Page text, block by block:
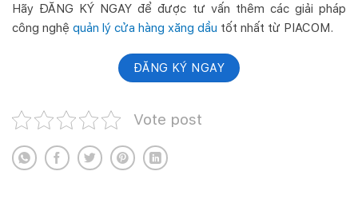
Hãy ĐĂNG KÝ NGAY để được tư vấn thêm các giải pháp
công nghệ quản lý cửa hàng xăng dầu tốt nhất từ PIACOM.
ĐĂNG KÝ NGAY
Vote post